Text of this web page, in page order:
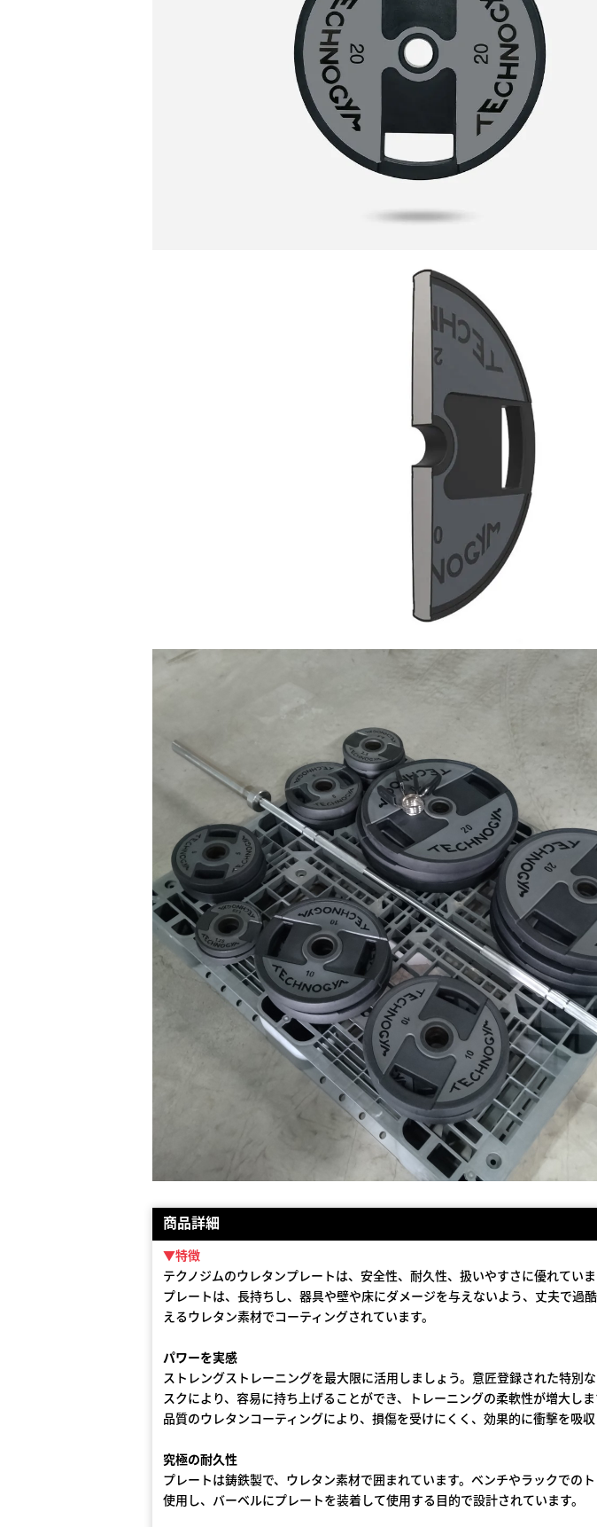
商品詳細
▼特徴
テクノジムのウレタンプレートは、安全性、耐久性、扱いやすさに優れてい
プレートは、長持ちし、器具や壁や床にダメージを与えないよう、丈夫で過
えるウレタン素材でコーティングされています。
パワーを実感
ストレングストレーニングを最大限に活用しましょう。意匠登録された特別
スクにより、容易に持ち上げることができ、トレーニングの柔軟性が増大し
品質のウレタンコーティングにより、損傷を受けにくく、効果的に衝撃を吸収
究極の耐久性
プレートは鋳鉄製で、ウレタン素材で囲まれています。ベンチやラックでの
使用し、バーベルにプレートを装着して使用する目的で設計されています。